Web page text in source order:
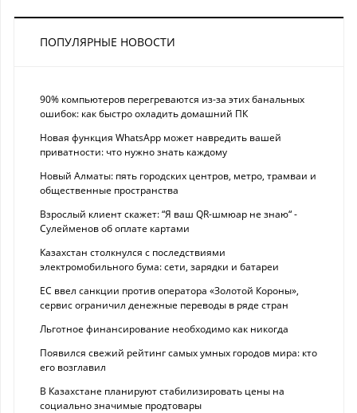
ПОПУЛЯРНЫЕ НОВОСТИ
90% компьютеров перегреваются из-за этих банальных
ошибок: как быстро охладить домашний ПК
Новая функция WhatsApp может навредить вашей
приватности: что нужно знать каждому
Новый Алматы: пять городских центров, метро, трамваи и
общественные пространства
Взрослый клиент скажет: “Я ваш QR-шмюар не знаю“ -
Сулейменов об оплате картами
Казахстан столкнулся с последствиями
электромобильного бума: сети, зарядки и батареи
ЕС ввел санкции против оператора «Золотой Короны»,
сервис ограничил денежные переводы в ряде стран
Льготное финансирование необходимо как никогда
Появился свежий рейтинг самых умных городов мира: кто
его возглавил
В Казахстане планируют стабилизировать цены на
социально значимые продтовары